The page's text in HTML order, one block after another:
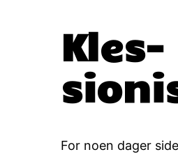
For noen dager